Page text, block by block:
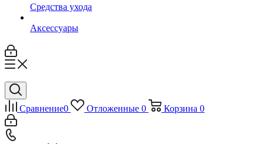
Средства ухода
Аксессуары
Сравнение0 Отложенные 0 Корзина 0